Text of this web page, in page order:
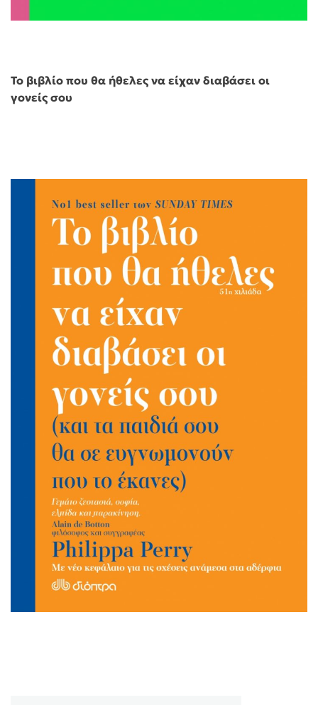
Το βιβλίο που θα ήθελες να είχαν διαβάσει οι
γονείς σου